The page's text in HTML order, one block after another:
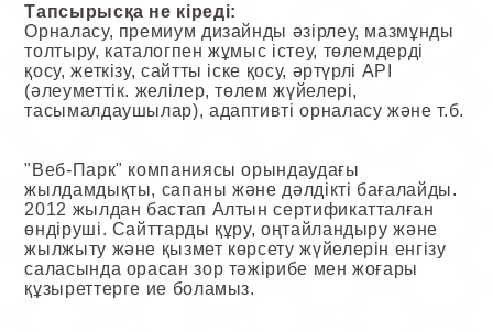
Тапсырысқа не кіреді:
Орналасу, премиум дизайнды әзірлеу, мазмұнды
толтыру, каталогпен жұмыс істеу, төлемдерді
қосу, жеткізу, сайтты іске қосу, әртүрлі API
(әлеуметтік. желілер, төлем жүйелері,
тасымалдаушылар), адаптивті орналасу және т.б.
"Веб-Парк" компаниясы орындаудағы
жылдамдықты, сапаны және дәлдікті бағалайды.
2012 жылдан бастап Алтын сертификатталған
өндіруші. Сайттарды құру, оңтайландыру және
жылжыту және қызмет көрсету жүйелерін енгізу
саласында орасан зор тәжірибе мен жоғары
құзыреттерге ие боламыз.